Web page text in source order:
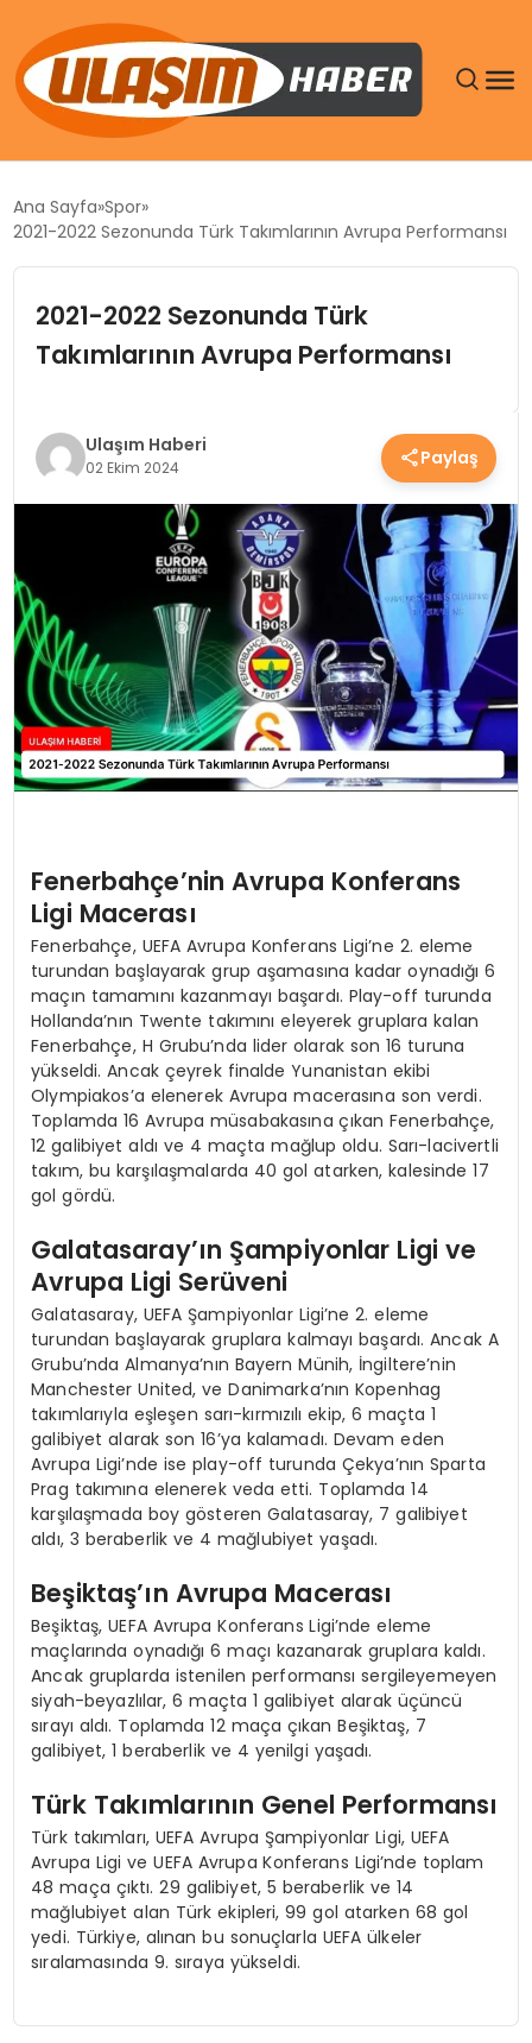
DÜNYA
SPOR
TEKNOLOJI
YAŞAM
Ana Sayfa Spor
2021-2022 Sezonunda Türk Takımlarının Avrupa Performansı
2021-2022 Sezonunda Türk
Takımlarının Avrupa Performansı
Ulaşım Haberi
02 Ekim 2024 Paylaş
Fenerbahçe’nin Avrupa Konferans
Ligi Macerası
Fenerbahçe, UEFA Avrupa Konferans Ligi’ne 2. eleme
turundan başlayarak grup aşamasına kadar oynadığı 6
maçın tamamını kazanmayı başardı. Play-off turunda
Hollanda’nın Twente takımını eleyerek gruplara kalan
Fenerbahçe, H Grubu’nda lider olarak son 16 turuna
yükseldi. Ancak çeyrek finalde Yunanistan ekibi
Olympiakos’a elenerek Avrupa macerasına son verdi.
Toplamda 16 Avrupa müsabakasına çıkan Fenerbahçe,
12 galibiyet aldı ve 4 maçta mağlup oldu. Sarı-lacivertli
takım, bu karşılaşmalarda 40 gol atarken, kalesinde 17
gol gördü.
Galatasaray’ın Şampiyonlar Ligi ve
Avrupa Ligi Serüveni
Galatasaray, UEFA Şampiyonlar Ligi’ne 2. eleme
turundan başlayarak gruplara kalmayı başardı. Ancak A
Grubu’nda Almanya’nın Bayern Münih, İngiltere’nin
Manchester United, ve Danimarka’nın Kopenhag
takımlarıyla eşleşen sarı-kırmızılı ekip, 6 maçta 1
galibiyet alarak son 16’ya kalamadı. Devam eden
Avrupa Ligi’nde ise play-off turunda Çekya’nın Sparta
Prag takımına elenerek veda etti. Toplamda 14
karşılaşmada boy gösteren Galatasaray, 7 galibiyet
aldı, 3 beraberlik ve 4 mağlubiyet yaşadı.
Beşiktaş’ın Avrupa Macerası
Beşiktaş, UEFA Avrupa Konferans Ligi’nde eleme
maçlarında oynadığı 6 maçı kazanarak gruplara kaldı.
Ancak gruplarda istenilen performansı sergileyemeyen
siyah-beyazlılar, 6 maçta 1 galibiyet alarak üçüncü
sırayı aldı. Toplamda 12 maça çıkan Beşiktaş, 7
galibiyet, 1 beraberlik ve 4 yenilgi yaşadı.
Türk Takımlarının Genel Performansı
Türk takımları, UEFA Avrupa Şampiyonlar Ligi, UEFA
Avrupa Ligi ve UEFA Avrupa Konferans Ligi’nde toplam
48 maça çıktı. 29 galibiyet, 5 beraberlik ve 14
mağlubiyet alan Türk ekipleri, 99 gol atarken 68 gol
yedi. Türkiye, alınan bu sonuçlarla UEFA ülkeler
sıralamasında 9. sıraya yükseldi.